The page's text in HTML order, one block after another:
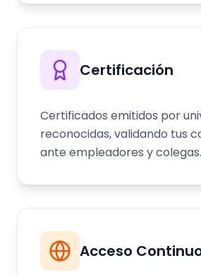
Certificación
Certificados emitidos por
reconocidas, validando tus
ante empleadores y colegas.
Acceso